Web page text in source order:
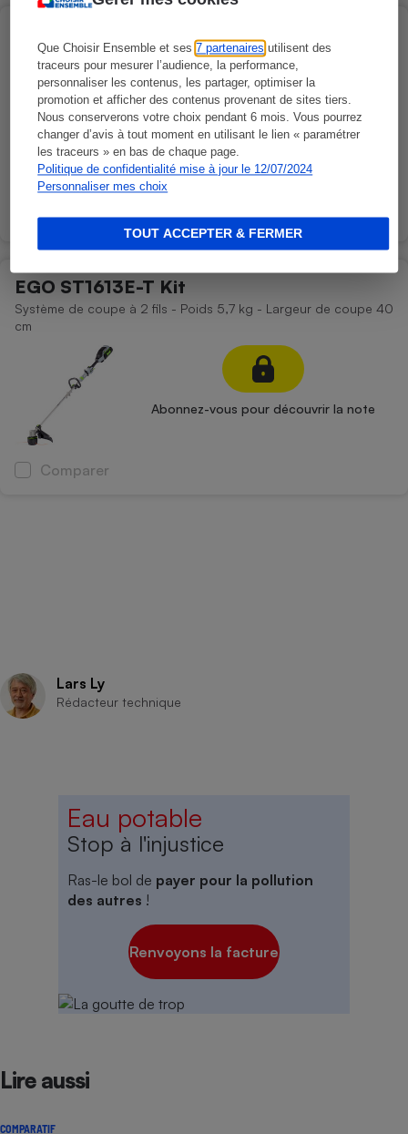
Que Choisir Ensemble et ses7 partenaires utilisent des
traceurs pour mesurer l’audience, la performance,
personnaliser les contenus, les partager, optimiser la
promotion et afficher des contenus provenant de sites tiers.
Nous conserverons votre choix pendant 6 mois. Vous pourrez
changer d’avis à tout moment en utilisant le lien « paramétrer
les traceurs » en bas de chaque page.
Politique de confidentialité mise à jour le 12/07/2024
Personnaliser mes choix
TOUT ACCEPTER & FERMER
Honda HHT 36 BXB Pack
Système de coupe à 2 fils - Poids 4 kg - Largeur de coupe 32
Abonnez-vous pour découvrir la note
Comparer
EGO ST1613E-T Kit
Système de coupe à 2 fils - Poids 5,7 kg - Largeur de coupe 40
cm
Abonnez-vous pour découvrir la note
Comparer
Lars Ly
Rédacteur technique
Eau potable
Stop à l'injustice
Ras-le bol de payer pour la pollution
des autres !
Renvoyons la facture
Lire aussi
COMPARATIF